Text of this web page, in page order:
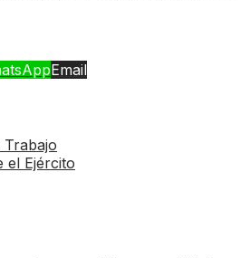
Email
Trabajo
el Ejército